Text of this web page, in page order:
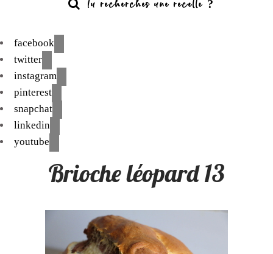
facebook
twitter
instagram
pinterest
snapchat
linkedin
youtube
Brioche léopard 13